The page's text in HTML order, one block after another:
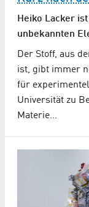
Heiko Lacker
unbekannten
Der Stoff, aus
ist, gibt immer
für
Universität zu
Materie…